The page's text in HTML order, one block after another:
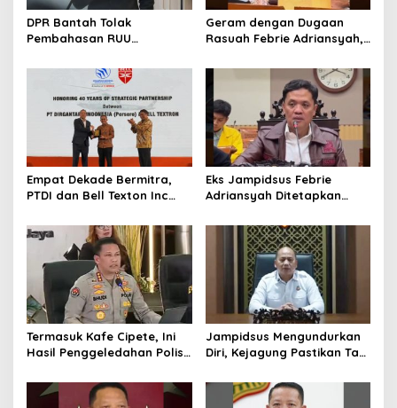
DPR Bantah Tolak
Pembahasan RUU
Geram dengan Dugaan
Rasuah Febrie Adriansyah,
Jampidsus Dihukum Mati
Empat Dekade Bermitra,
PTDI dan Bell Texton Inc
Kembangkan Industri
Helikopter
Eks Jampidsus Febrie
Adriansyah Ditetapkan
Kejagung Rajut Kongsi
Termasuk Kafe Cipete, Ini
Hasil Penggeledahan Polisi
Jampidsus Mengundurkan
Diri, Kejagung Pastikan Tak
Hukum di Gedung Bundar